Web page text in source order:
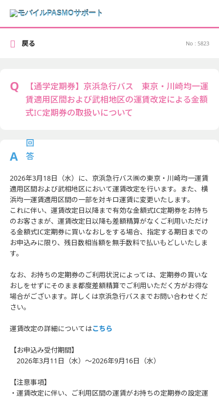
No : 5823
【通学定期券】京浜急行バス 東京・川崎均一運
賃適用区間および武相地区の運賃改定による金額
式IC定期券の取扱いについて
2026年3月18日（水）に、京浜急行バス㈱の東京・川崎均一運賃
適用区間および武相地区において運賃改定を行います。また、横
浜均一運賃適用区間の一部を対キロ運賃に変更いたします。
これに伴い、運賃改定日以降まで有効な金額式IC定期券をお持ち
のお客さまが、運賃改定日以降も差額精算がなくご利用いただけ
る金額式IC定期券に買いなおしをする場合、指定する期日までの
お申込みに限り、残日数相当額を無手数料で払いもどしいたしま
す。
なお、お持ちの定期券のご利用状況によっては、定期券の買いな
おしをせずにそのまま都度差額精算でご利用いただく方がお得な
場合がございます。詳しくは京浜急行バスまでお問い合わせくだ
さい。
運賃改定の詳細についてはこちら
【お申込み受付期間】
2026年3月11日（水）～2026年9月16日（水）
【注意事項】
・運賃改定に伴い、ご利用区間の運賃がお持ちの定期券の設定運
戻る